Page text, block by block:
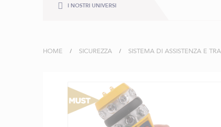
I NOSTRI UNIVERSI
HOME SICUREZZA SISTEMA DI ASSISTENZA E
Vai
alla
fine
della